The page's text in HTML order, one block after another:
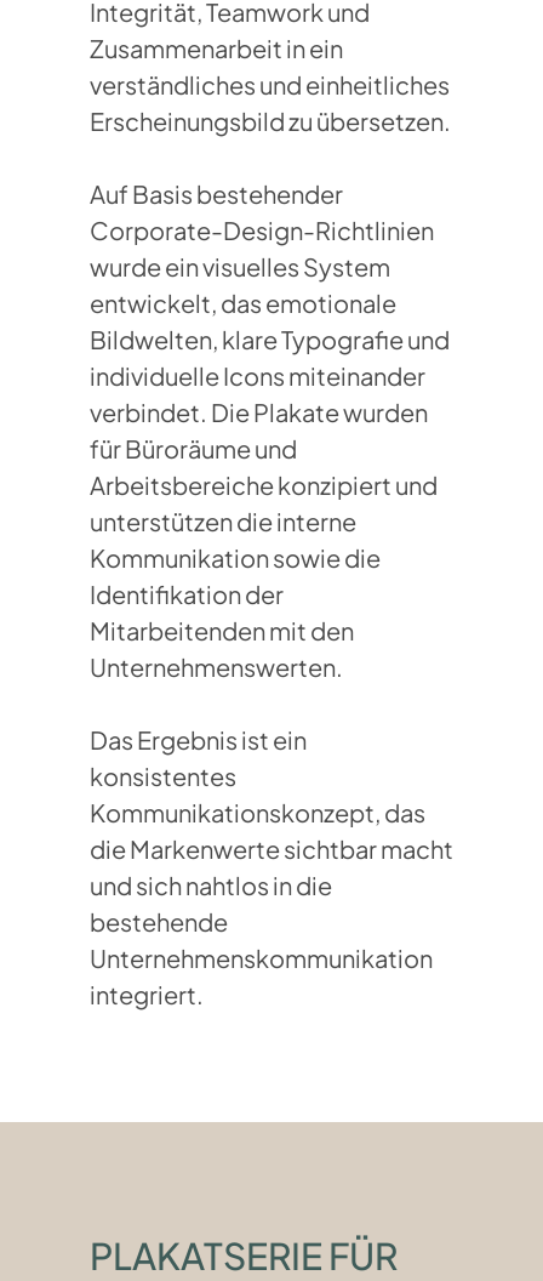
Integrität, Teamwork und
Zusammenarbeit in ein
verständliches und einheitliches
Erscheinungsbild zu übersetzen.
Auf Basis bestehender
Corporate-Design-Richtlinien
wurde ein visuelles System
entwickelt, das emotionale
Bildwelten, klare Typografie und
individuelle Icons miteinander
verbindet. Die Plakate wurden
für Büroräume und
Arbeitsbereiche konzipiert und
unterstützen die interne
Kommunikation sowie die
Identifikation der
Mitarbeitenden mit den
Unternehmenswerten.
Das Ergebnis ist ein
konsistentes
Kommunikationskonzept, das
die Markenwerte sichtbar macht
und sich nahtlos in die
bestehende
Unternehmenskommunikation
integriert.
PLAKATSERIE FÜR